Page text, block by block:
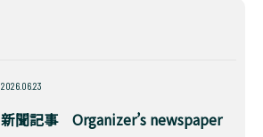
2026.06.23
新聞記事 Organizer’s newspaper